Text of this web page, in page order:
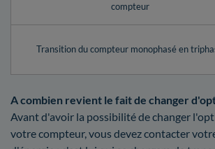
compteur
Transition du compteur monophasé en
A combien revient le fait de changer
Avant d'avoir la possibilité de changer
votre compteur, vous devez contacter